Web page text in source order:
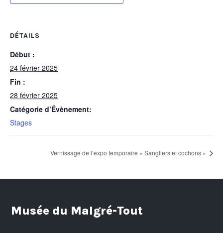
DÉTAILS
Début :
24 février 2025
Fin :
28 février 2025
Catégorie d’Évènement:
Stages
Vernissage de l’expo temporaire « Sangliers et cochons »
Musée du Malgré-Tout